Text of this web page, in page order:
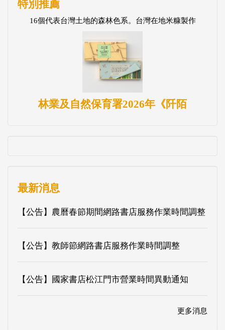
特別推薦
16個代表台灣土地的森林色系。台灣在地米糠製作
林業及自然保育署2026年《阡陌
最新消息
【公告】農曆春節期間網路書店服務作業時間調整
【公告】教師節網路書店服務作業時間調整
【公告】國家書店松江門市營業時間異動通知
更多消息